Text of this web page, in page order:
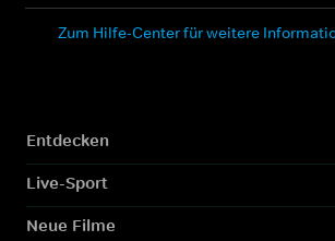
Zum Hilfe-Center für weitere
Entdecken
Live-Sport
Neue Filme